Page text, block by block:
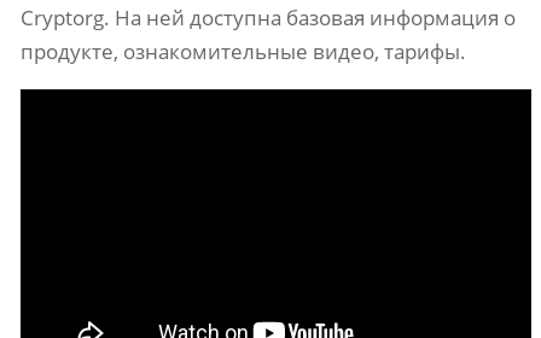
Cryptorg. На ней доступна базовая информация о
продукте, ознакомительные видео, тарифы.